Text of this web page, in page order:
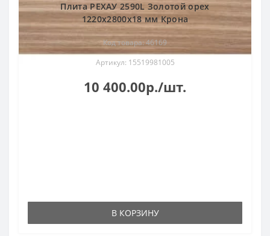
Плита РЕХАУ 2590L Золотой орех
1220x2800x18 мм Крона
Код товара: 46169
Артикул: 15519981005
10 400.00р./шт.
В КОРЗИНУ